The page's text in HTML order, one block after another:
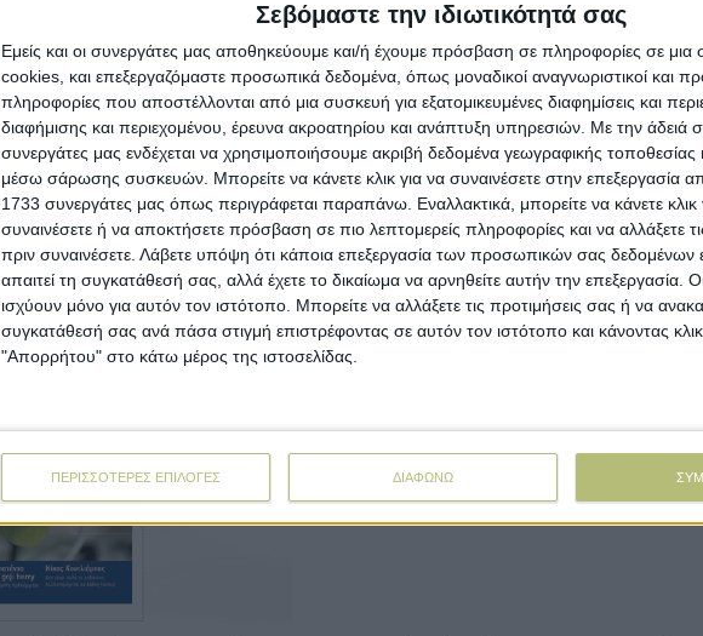
Σεβόμαστε την ιδιωτικότητά σας
Εμείς και οι συνεργάτες μας αποθηκεύουμε και/ή έχουμε πρόσβαση σε πληροφορίες σε
cookies, και επεξεργαζόμαστε προσωπικά δεδομένα, όπως μοναδικοί αναγνωριστικοί και
πληροφορίες που αποστέλλονται από μια συσκευή για εξατομικευμένες διαφημίσεις και
διαφήμισης και περιεχομένου, έρευνα ακροατηρίου και ανάπτυξη υπηρεσιών. Με την άδειά
συνεργάτες μας ενδέχεται να χρησιμοποιήσουμε ακριβή δεδομένα γεωγραφικής τοποθεσίας
μέσω σάρωσης συσκευών. Μπορείτε να κάνετε κλικ για να συναινέσετε στην επεξεργασία
1733 συνεργάτες μας όπως περιγράφεται παραπάνω. Εναλλακτικά, μπορείτε να κάνετε κλικ
συναινέσετε ή να αποκτήσετε πρόσβαση σε πιο λεπτομερείς πληροφορίες και να αλλάξετε
πριν συναινέσετε. Λάβετε υπόψη ότι κάποια επεξεργασία των προσωπικών σας δεδομένων
απαιτεί τη συγκατάθεσή σας, αλλά έχετε το δικαίωμα να αρνηθείτε αυτήν την επεξεργασία.
ισχύουν μόνο για αυτόν τον ιστότοπο. Μπορείτε να αλλάξετε τις προτιμήσεις σας ή να
συγκατάθεσή σας ανά πάσα στιγμή επιστρέφοντας σε αυτόν τον ιστότοπο και κάνοντας
"Απορρήτου" στο κάτω μέρος της ιστοσελίδας.
ΠΕΡΙΣΣΟΤΕΡΕΣ ΕΠΙΛΟΓΕΣ ΔΙΑΦΩΝΩ
Wine Trailsµε πλούσια ύλη για τα αµπελοοινικά θέµατα, έρχεται
που σχετίζεται µε την αµπελοκαλλιέργεια και τον πλούσιο
και οινοποιού, έχει θέσει ως στόχο να διευκολύνει την
από τους συντελεστές του κλάδου για την ενίσχυση της θέσης του
ταυτότητάς του στην παγκόσµια αγορά.